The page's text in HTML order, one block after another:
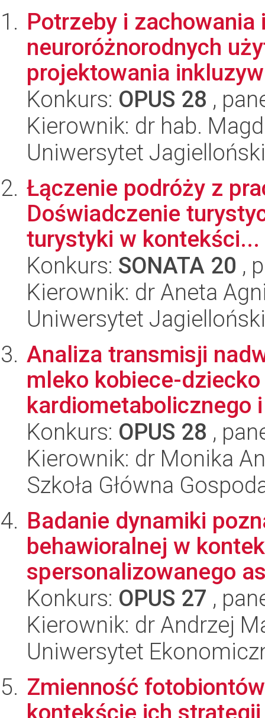
Potrzeby i
neuroróżnorodnych
projektowania
Konkurs: OPUS 28 ,
Kierownik: dr hab.
Uniwersytet Jagielloński
Łączenie podróży z
Doświadczenie
turystyki w kontekści...
Konkurs: SONATA 20 ,
Kierownik: dr Aneta
Uniwersytet Jagielloński
Analiza transmisji
mleko kobiece-
kardiometabolicznego
Konkurs: OPUS 28 ,
Kierownik: dr Monika
Szkoła Główna
Badanie dynamiki
behawioralnej w
spersonalizowanego
Konkurs: OPUS 27 ,
Kierownik: dr Andrzej
Uniwersytet
Zmienność
kontekście ich